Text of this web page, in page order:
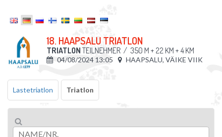
18. HAAPSALU TRIATLON
TRIATLON TEILNEHMER / 350 M + 22 KM + 4 KM
04/08/2024 13:05 HAAPSALU, VÄIKE VIIK
Lastetriatlon Triatlon